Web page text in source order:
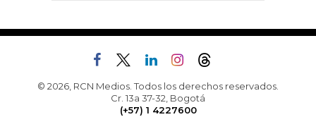
© 2026, RCN Medios. Todos los derechos reservados.
Cr. 13a 37-32, Bogotá
(+57) 1 4227600